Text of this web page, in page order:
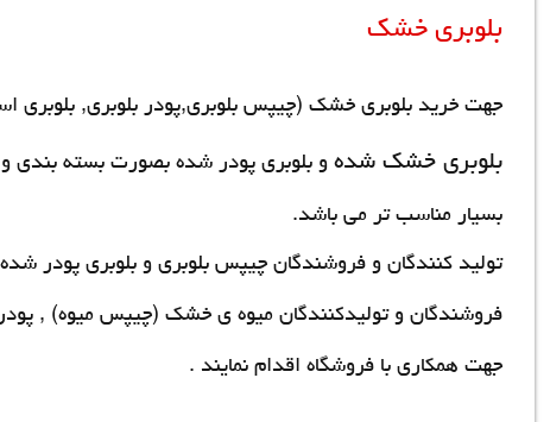
بلوبری خشک
جهتخرید بلوبری خشک(چیپس بلوبری,پودر بلوبری,بلوبری
بلوبری خشک شدهو بلوبری پودر شده بصورت بسته بندی
بسیار مناسب تر می باشد.
تولید کنندگان و فروشندگانچیپس بلوبریو بلوبری پودر
فروشندگان وتولیدکنندگان میوه ی خشک(چیپس میوه) ,
جهت همکاری با فروشگاه اقدام نمایند .